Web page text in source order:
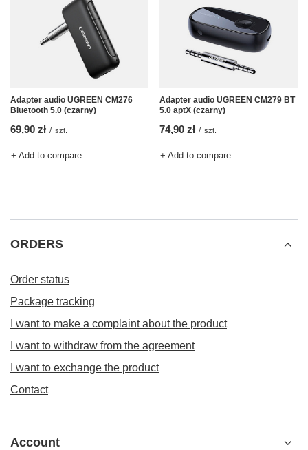
Adapter audio UGREEN CM276
Bluetooth 5.0 (czarny)
69,90 zł / szt.
+ Add to compare
Adapter audio UGREEN CM279 BT
5.0 aptX (czarny)
74,90 zł / szt.
+ Add to compare
ORDERS
Order status
Package tracking
I want to make a complaint about the product
I want to withdraw from the agreement
I want to exchange the product
Contact
Account